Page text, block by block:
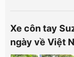
Xe côn tay
ngày về Việt